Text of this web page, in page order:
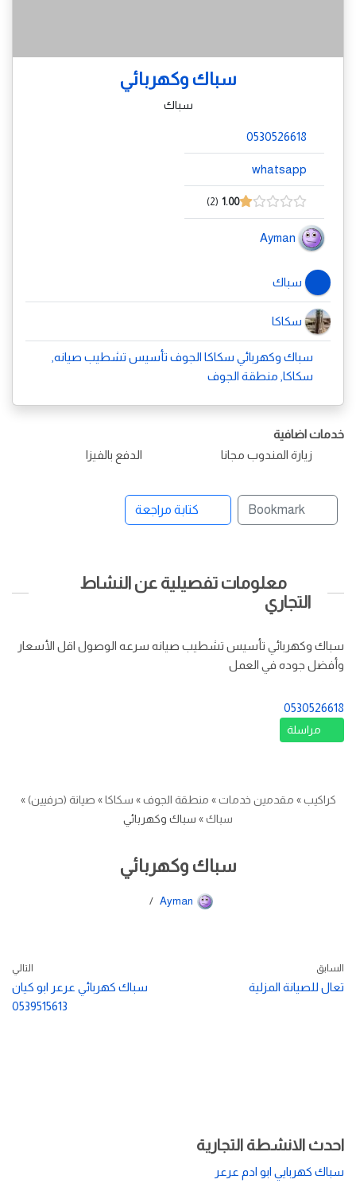
سباك وكهربائي
سباك
0530526618
whatsapp
1.00
2
Ayman
سباك
سكاكا
سباك وكهربائي سكاكا الجوف تأسيس تشطيب صيانه,
سكاكا, منطقة الجوف
خدمات اضافية
زيارة المندوب مجانا
الدفع بالفيزا
Bookmark كتابة مراجعة
معلومات تفصيلية عن النشاط
التجاري
سباك وكهربائي تأسيس تشطيب صيانه سرعه الوصول اقل الأسعار
وأفضل جوده في العمل
0530526618
مراسلة
كراكيب» مقدمين خدمات» منطقة الجوف» سكاكا» صيانة (حرفيين)»
سباك» سباك وكهربائي
سباك وكهربائي
Ayman
السابق
تعال للصيانة المزلية
التالي
سباك كهربائي عرعر ابو كيان
0539515613
احدث الانشطة التجارية
سباك كهربايي ابو ادم عرعر